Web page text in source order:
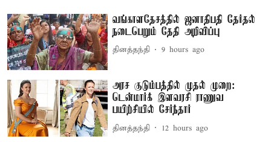
வங்காளதேசத்தில் ஜனாதிபதி தேர்தல்
நடைபெறும் தேதி அறிவிப்பு
தினத்தந்தி 9 hours ago
அரச குடும்பத்தில் முதல் முறை:
டென்மார்க் இளவரசி ராணுவ
பயிற்சியில் சேர்ந்தார்
தினத்தந்தி 12 hours ago